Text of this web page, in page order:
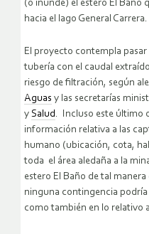
(o inunde) el estero El Baño
hacia el lago General Carrera.
El proyecto contempla
tubería con el caudal
riesgo de filtración, según
Aguas y las secretarías
y Salud. Incluso este último
información relativa a las
humano (ubicación, cota,
toda el área aledaña a la
estero El Baño de tal
ninguna contingencia
como también en lo relativo